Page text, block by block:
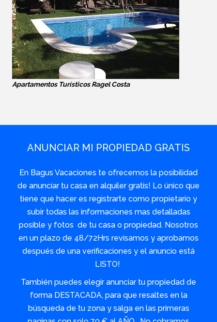
Apartamentos Turísticos Ragel Costa
ANUNCIAR MI PROPIEDAD GRATIS
En Bagus Vacaciones te ofrecemos la posibilidad
de anunciar tu casa en alquiler gratis! Lo único que
tiene que hacer es registrarte como propietario y
subir todas las informaciones mas detalladas
posible y fotos de tu casa o propiedad. Nosotros
en un plazo de 48/72Hrs revisamos y aprobamos
después de una verificaciones y el anuncio está
LISTO!
También puedes elegir anunciar tu propiedad de
forma DESTACADA, para que resaltes en la
búsqueda de tu zona y salga en las primeras